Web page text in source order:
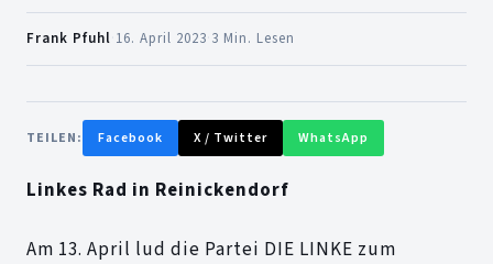
Frank Pfuhl 16. April 2023 3 Min. Lesen
TEILEN: Facebook X / Twitter WhatsApp
Linkes Rad in Reinickendorf
Am 13. April lud die Partei DIE LINKE zum